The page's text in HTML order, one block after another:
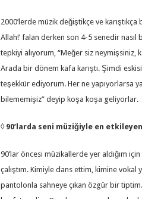
2000’lerde müzik değiştikçe ve
Allah!’ falan derken son 4-5 senedir
tepkiyi alıyorum, “Meğer siz
Arada bir dönem kafa karıştı. Şimdi
teşekkür ediyorum. Her ne yapıyorlarsa
bilememişiz” deyip koşa koşa geliyorlar.
◊90’larda seni müziğiyle en
90’lar öncesi müzikallerde yer aldığım
çalıştım. Kimiyle dans ettim, kimine vokal
pantolonla sahneye çıkan özgür bir